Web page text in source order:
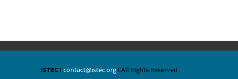
ISTEC I contact@istec.org I All Rights Reserved